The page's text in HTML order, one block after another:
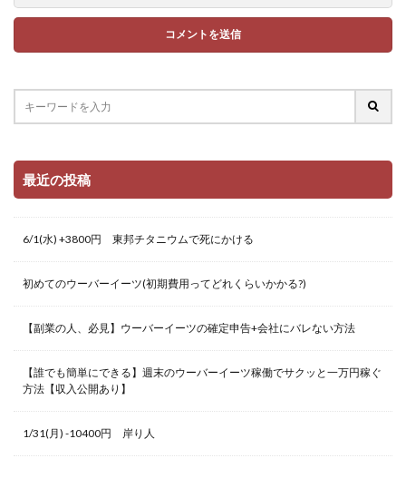
最近の投稿
6/1(水) +3800円 東邦チタニウムで死にかける
初めてのウーバーイーツ(初期費用ってどれくらいかかる?)
【副業の人、必見】ウーバーイーツの確定申告+会社にバレない方法
【誰でも簡単にできる】週末のウーバーイーツ稼働でサクッと一万円稼ぐ
方法【収入公開あり】
1/31(月) -10400円 岸り人